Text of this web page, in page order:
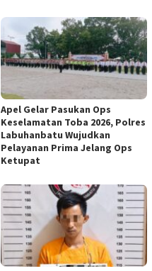
Apel Gelar Pasukan Ops
Keselamatan Toba 2026, Polres
Labuhanbatu Wujudkan
Pelayanan Prima Jelang Ops
Ketupat